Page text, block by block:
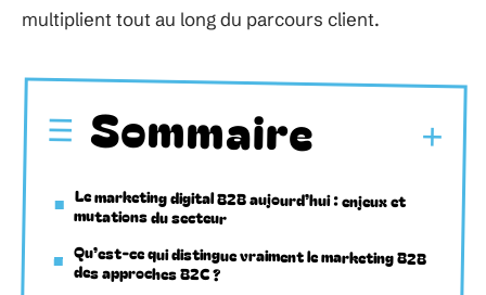
multiplient tout au long du parcours client.
Sommaire
Le marketing digital B2B aujourd’hui : enjeux et
mutations du secteur
Qu’est-ce qui distingue vraiment le marketing B2B
des approches B2C ?